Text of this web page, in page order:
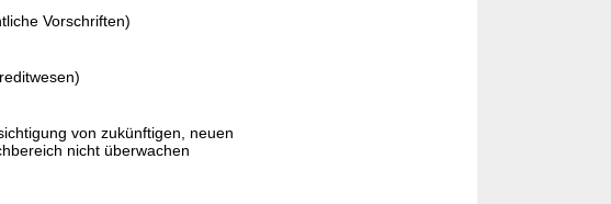
Vorschriften)
von zukünftigen, neuen
nicht überwachen